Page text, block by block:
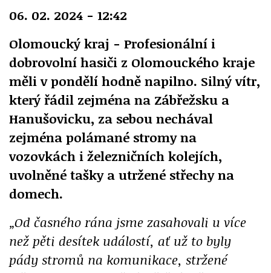
06. 02. 2024 - 12:42
Olomoucký kraj - Profesionální i
dobrovolní hasiči z Olomouckého kraje
měli v pondělí hodně napilno. Silný vítr,
který řádil zejména na Zábřežsku a
Hanušovicku, za sebou nechával
zejména polámané stromy na
vozovkách i železničních kolejích,
uvolněné tašky a utržené střechy na
domech.
„Od časného rána jsme zasahovali u více
než pěti desítek událostí, ať už to byly
pády stromů na komunikace, stržené